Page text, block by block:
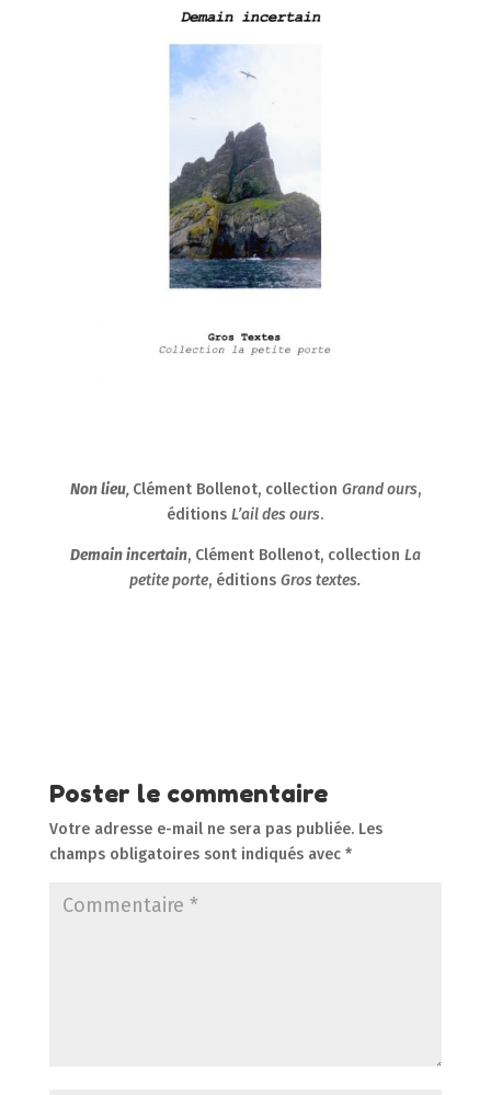
Non lieu, Clément Bollenot, collection Grand ours,
éditionsL’ail des ours.
Demain incertain, Clément Bollenot, collection La
petite porte, éditionsGros textes.
Poster le commentaire
Votre adresse e-mail ne sera pas publiée. Les
champs obligatoires sont indiqués avec *